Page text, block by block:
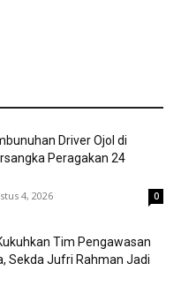
Driver Ojol di
Peragakan 24
4, 2026 0
Tim Pengawasan
Sekda Jufri Rahman Jadi